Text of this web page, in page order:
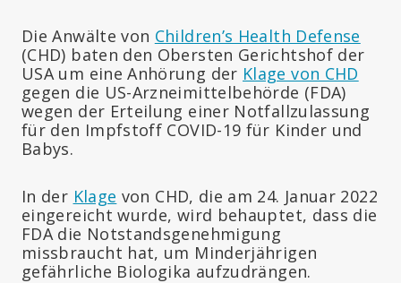
Die Anwälte von Children’s Health Defense
(CHD) baten den Obersten Gerichtshof der
USA um eine Anhörung der Klage von CHD
gegen die US-Arzneimittelbehörde (FDA)
wegen der Erteilung einer Notfallzulassung
für den Impfstoff COVID-19 für Kinder und
Babys.
In der Klage von CHD, die am 24. Januar 2022
eingereicht wurde, wird behauptet, dass die
FDA die Notstandsgenehmigung
missbraucht hat, um Minderjährigen
gefährliche Biologika aufzudrängen.